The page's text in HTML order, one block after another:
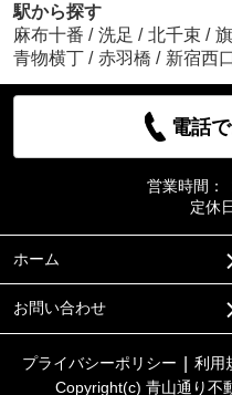
駅から探す
麻布十番 / 洗足 / 北千束 /
青物横丁 / 赤羽橋 / 新宿西
電話
営業時間：
定休
ホーム
お問い合わせ
プライバシーポリシー 利用
Copyright(c) 青山通り